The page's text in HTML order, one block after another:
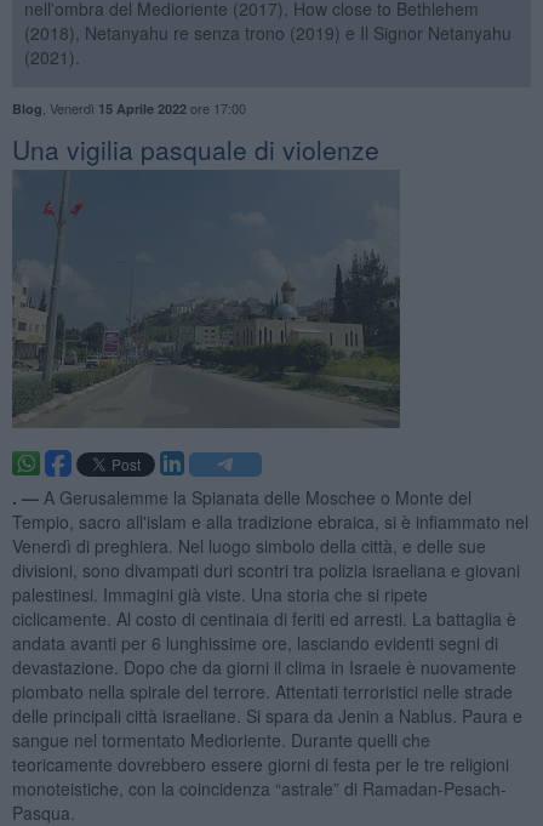
nell'ombra del Medioriente (2017), How close to Bethlehem
(2018), Netanyahu re senza trono (2019) e Il Signor Netanyahu
(2021).
Blog Venerdì 15 Aprile 2022ore 17:00
Una vigilia pasquale di violenze
. — A Gerusalemme la Spianata delle Moschee o Monte del
Tempio, sacro all'islam e alla tradizione ebraica, si è infiammato nel
Venerdì di preghiera. Nel luogo simbolo della città, e delle sue
divisioni, sono divampati duri scontri tra polizia israeliana e giovani
palestinesi. Immagini già viste. Una storia che si ripete
ciclicamente. Al costo di centinaia di feriti ed arresti. La battaglia è
andata avanti per 6 lunghissime ore, lasciando evidenti segni di
devastazione. Dopo che da giorni il clima in Israele è nuovamente
piombato nella spirale del terrore. Attentati terroristici nelle strade
delle principali città israeliane. Si spara da Jenin a Nablus. Paura e
sangue nel tormentato Medioriente. Durante quelli che
teoricamente dovrebbero essere giorni di festa per le tre religioni
monoteistiche, con la coincidenza “astrale” di Ramadan-Pesach-
Pasqua.